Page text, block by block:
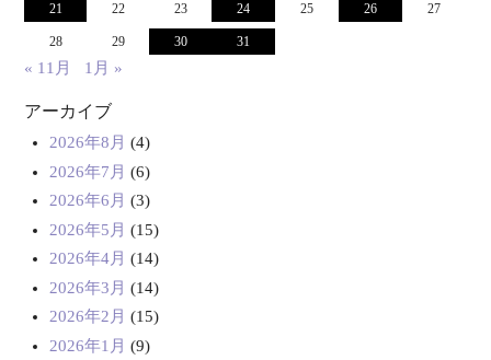
21 22 23 24 25 26 27
28 29 30 31
« 11月 1月 »
アーカイブ
2026年8月 (4)
2026年7月 (6)
2026年6月 (3)
2026年5月 (15)
2026年4月 (14)
2026年3月 (14)
2026年2月 (15)
2026年1月 (9)